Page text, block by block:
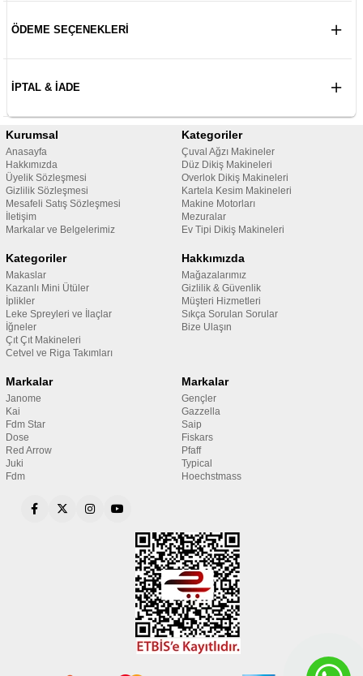
ÖDEME SEÇENEKLERI
İPTAL & İADE
Kurumsal
Anasayfa
Hakkımızda
Üyelik Sözleşmesi
Gizlilik Sözleşmesi
Mesafeli Satış Sözleşmesi
İletişim
Markalar ve Belgelerimiz
Kategoriler
Çuval Ağzı Makineler
Düz Dikiş Makineleri
Overlok Dikiş Makineleri
Kartela Kesim Makineleri
Makine Motorları
Mezuralar
Ev Tipi Dikiş Makineleri
Kategoriler
Makaslar
Kazanlı Mini Ütüler
İplikler
Leke Spreyleri ve İlaçlar
İğneler
Çıt Çıt Makineleri
Cetvel ve Riga Takımları
Hakkımızda
Mağazalarımız
Gizlilik & Güvenlik
Müşteri Hizmetleri
Sıkça Sorulan Sorular
Bize Ulaşın
Markalar
Janome
Kai
Fdm Star
Dose
Red Arrow
Juki
Fdm
Markalar
Gençler
Gazzella
Saip
Fiskars
Pfaff
Typical
Hoechstmass